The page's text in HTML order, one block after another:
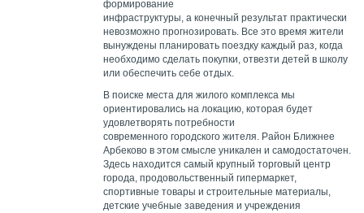
формирование
инфраструктуры, а конечный результат практически
невозможно прогнозировать. Все это время жители
вынуждены планировать поездку каждый раз, когда
необходимо сделать покупки, отвезти детей в школу
или обеспечить себе отдых.
В поиске места для жилого комплекса мы
ориентировались на локацию, которая будет
удовлетворять потребности
современного городского жителя. Район Ближнее
Арбеково в этом смысле уникален и самодостаточен.
Здесь находится самый крупный торговый центр
города, продовольственный гипермаркет,
спортивные товары и строительные материалы,
детские учебные заведения и учреждения